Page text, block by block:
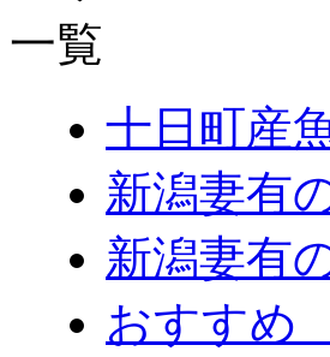
十日町産
新潟妻有
新潟妻有
おすすめ